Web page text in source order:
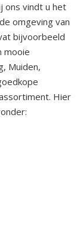
ons vindt u het
omgeving van
bijvoorbeeld
mooie
Muiden,
Hier